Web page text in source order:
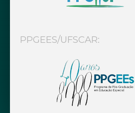
PPGEES/UFSCAR: